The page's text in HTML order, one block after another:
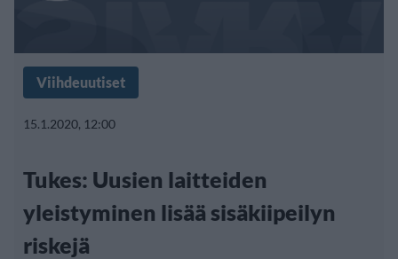
Viihdeuutiset
15.1.2020, 12:00
Tukes: Uusien laitteiden
yleistyminen lisää sisäkiipeilyn
riskejä